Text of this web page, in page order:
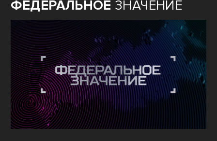
ФЕДЕРАЛЬНОЕ ЗНАЧЕНИЕ